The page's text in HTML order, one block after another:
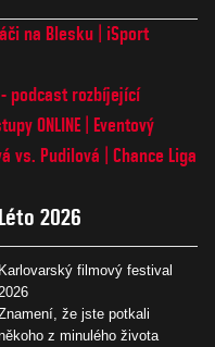
na Blesku
iSport
podcast rozbíjející
ONLINE
Eventový
vs. Pudilová
Chance Liga
Léto 2026
Karlovarský filmový festival
2026
že jste potkali
z minulého života